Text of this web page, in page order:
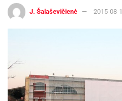
J. Šalaševičienė 2015-08-